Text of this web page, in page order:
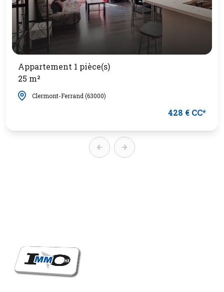
Appartement 1 pièce(s)
25 m²
Clermont-Ferrand (63000)
428 € CC*